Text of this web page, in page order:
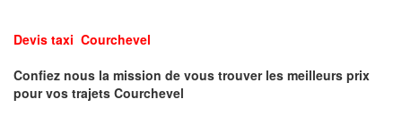
Devis taxi Courchevel
Confiez nous la mission de vous trouver les meilleurs prix
pour vos trajets Courchevel